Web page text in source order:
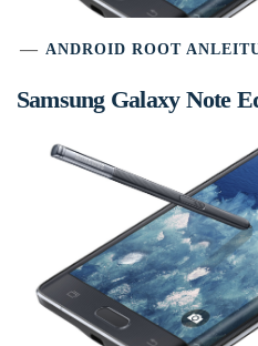
ANDROID ROOT
Samsung Galaxy Note